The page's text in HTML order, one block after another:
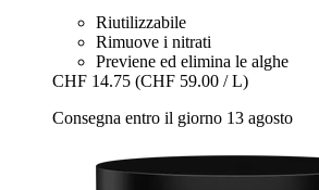
Riutilizzabile
Rimuove i nitrati
Previene ed elimina le alghe
CHF 14.75 (CHF 59.00 / L)
Consegna entro il giorno 13 agosto